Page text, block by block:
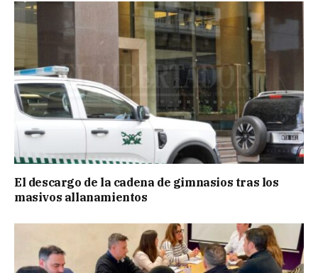
El descargo de la cadena de gimnasios tras los
masivos allanamientos